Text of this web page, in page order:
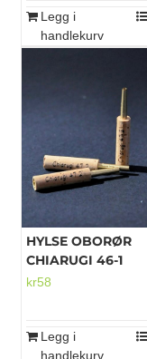
Legg i
handlekurv
HYLSE OBORØR
CHIARUGI 46-1
kr58
Legg i
handlekurv